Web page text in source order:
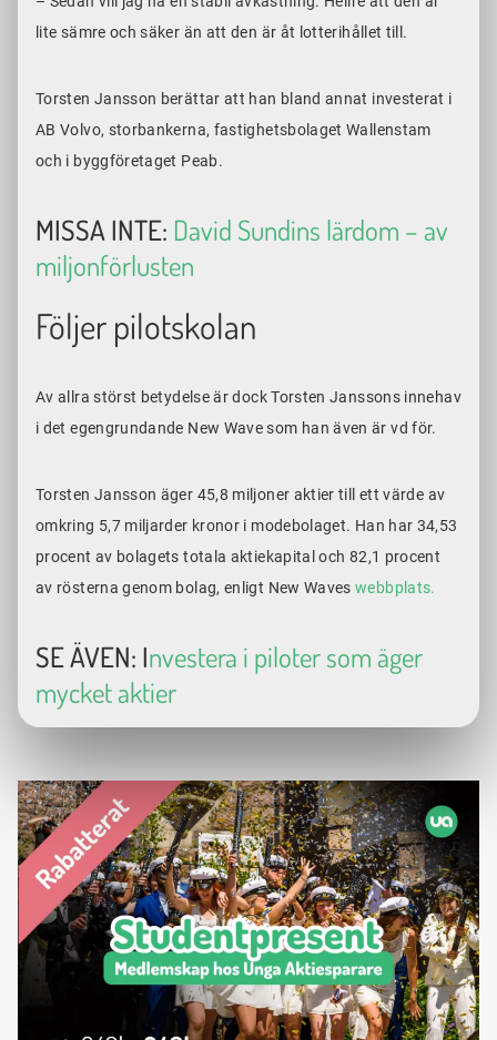
lite sämre och säker än att den är åt lotterihållet till.
Torsten Jansson berättar att han bland annat investerat i
AB Volvo, storbankerna, fastighetsbolaget Wallenstam
och i byggföretaget Peab.
MISSA INTE: David Sundins lärdom – av
miljonförlusten
Följer pilotskolan
Av allra störst betydelse är dock Torsten Janssons innehav
i det egengrundande New Wave som han även är vd för.
Torsten Jansson äger 45,8 miljoner aktier till ett värde av
omkring 5,7 miljarder kronor i modebolaget. Han har 34,53
procent av bolagets totala aktiekapital och 82,1 procent
av rösterna genom bolag, enligt New Waveswebbplats.
SE ÄVEN: Investera i piloter som äger
mycket aktier